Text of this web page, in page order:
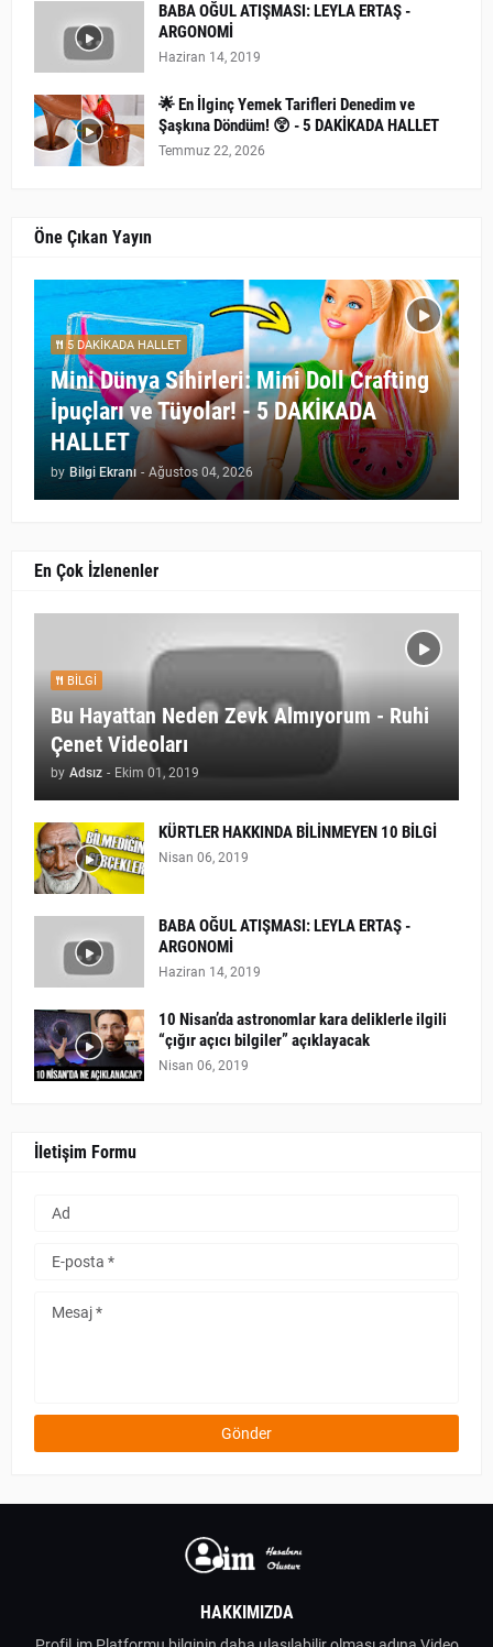
BABA OĞUL ATIŞMASI: LEYLA ERTAŞ -
ARGONOMİ
Haziran 14, 2019
🌟 En İlginç Yemek Tarifleri Denedim ve
Şaşkına Döndüm! 😲 - 5 DAKİKADA HALLET
Temmuz 22, 2026
Öne Çıkan Yayın
5 DAKİKADA HALLET
Mini Dünya Sihirleri: Mini Doll Crafting
İpuçları ve Tüyolar! - 5 DAKİKADA
HALLET
by Bilgi Ekranı - Ağustos 04, 2026
En Çok İzlenenler
BILGI
Bu Hayattan Neden Zevk Almıyorum - Ruhi
Çenet Videoları
by Adsız - Ekim 01, 2019
KÜRTLER HAKKINDA BİLİNMEYEN 10 BİLGİ
Nisan 06, 2019
BABA OĞUL ATIŞMASI: LEYLA ERTAŞ -
ARGONOMİ
Haziran 14, 2019
10 Nisan’da astronomlar kara deliklerle ilgili
“çığır açıcı bilgiler” açıklayacak
Nisan 06, 2019
İletişim Formu
HAKKIMIZDA